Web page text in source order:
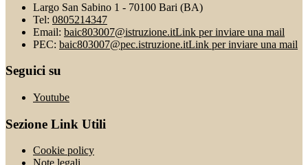
Largo San Sabino 1 - 70100 Bari (BA)
Tel: 0805214347
Email: baic803007@istruzione.itLink per inviare una mail
PEC: baic803007@pec.istruzione.itLink per inviare una mail
Seguici su
Youtube
Sezione Link Utili
Cookie policy